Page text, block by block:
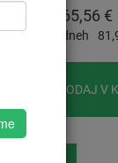
65,56 €
cena v 30 dneh
DODAJ V